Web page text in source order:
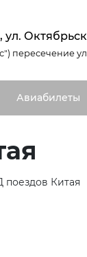
пересечение
Авиабилеты
Китая